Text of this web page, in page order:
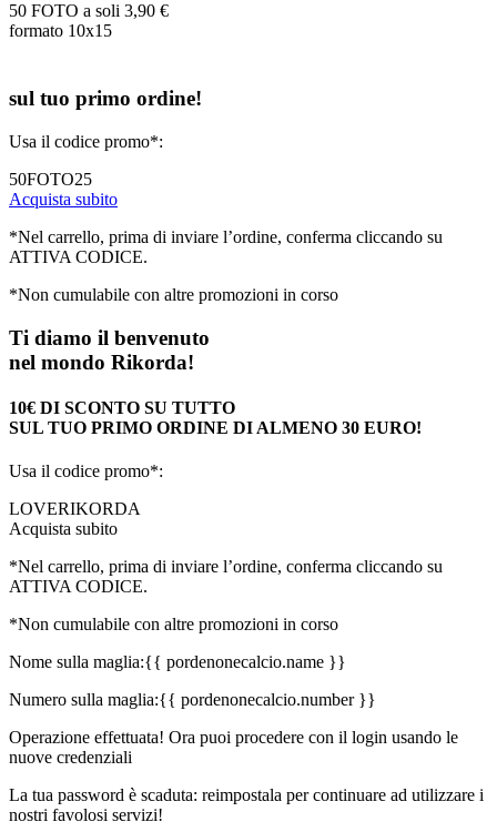
50 FOTO a soli 3,90 €
formato 10x15
sul tuo primo ordine!
Usa il codice promo*:
50FOTO25
Acquista subito
*Nel carrello, prima di inviare l’ordine, conferma cliccando su
ATTIVA CODICE.
*Non cumulabile con altre promozioni in corso
Ti diamo il benvenuto
nel mondo Rikorda!
10€ DI SCONTO SU TUTTO
SUL TUO PRIMO ORDINE DI ALMENO 30 EURO!
Usa il codice promo*:
LOVERIKORDA
Acquista subito
*Nel carrello, prima di inviare l’ordine, conferma cliccando su
ATTIVA CODICE.
*Non cumulabile con altre promozioni in corso
Nome sulla maglia:{{ pordenonecalcio.name }}
Numero sulla maglia:{{ pordenonecalcio.number }}
Operazione effettuata! Ora puoi procedere con il login usando le
nuove credenziali
La tua password è scaduta: reimpostala per continuare ad utilizzare i
nostri favolosi servizi!